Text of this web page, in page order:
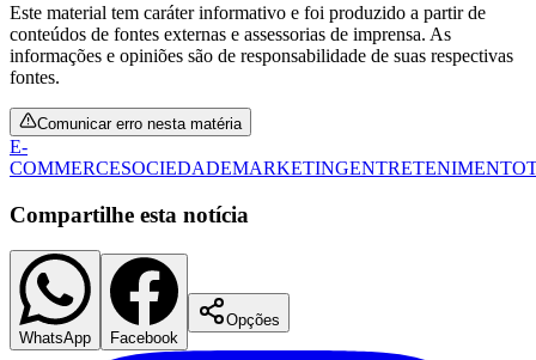
São Paulo
Este material tem caráter informativo e foi produzido a partir de
conteúdos de fontes externas e assessorias de imprensa. As
informações e opiniões são de responsabilidade de suas respectivas
fontes.
Comunicar erro nesta matéria
E-
COMMERCESOCIEDADEMARKETINGENTRETENIMENTO
Compartilhe esta notícia
WhatsApp Facebook
Opções